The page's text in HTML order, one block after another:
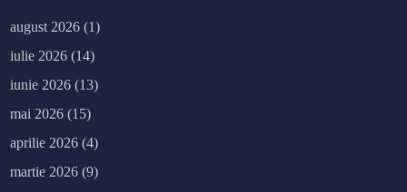
august 2026 (1)
iulie 2026 (14)
iunie 2026 (13)
mai 2026 (15)
aprilie 2026 (4)
martie 2026 (9)